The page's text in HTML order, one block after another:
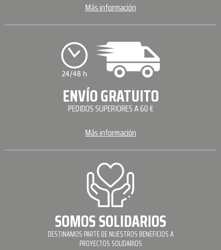
Más información
ENVÍO GRATUITO
PEDIDOS SUPERIORES A 60 €
Más información
SOMOS SOLIDARIOS
DESTINAMOS PARTE DE NUESTROS BENEFICIOS A
PROYECTOS SOLIDARIOS